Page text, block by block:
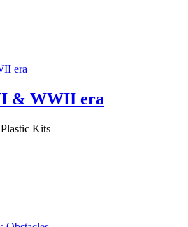
& WWII era
Kits